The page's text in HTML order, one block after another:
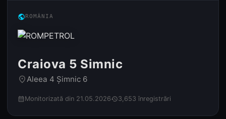
publicROMÂNIA
Craiova 5 Simnic
placeAleea 4 Șimnic 6
calendar_month Monitorizată din 21.05.2026history3,653 înregistrări